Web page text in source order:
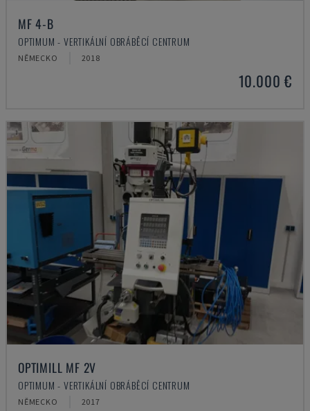
MF 4-B
OPTIMUM - VERTIKÁLNÍ OBRÁBĚCÍ CENTRUM
NĚMECKO 2018
10.000 €
OPTIMILL MF 2V
OPTIMUM - VERTIKÁLNÍ OBRÁBĚCÍ CENTRUM
NĚMECKO 2017